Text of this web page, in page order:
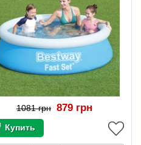
1081 грн 879 грн